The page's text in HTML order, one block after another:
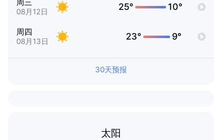
周三
08月12日 25° 10°
周四
08月13日 23° 9°
30天预报
太阳